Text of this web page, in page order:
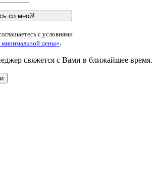
со мной!
с условиями
минимальной цены».
свяжется с Вами в ближайшее время.